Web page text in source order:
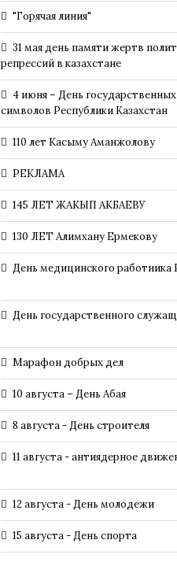
"Горячая линия"
31 мая день памяти жертв
репрессий в казахстане
4 июня – День государственных
символов Республики Казахстан
110 лет Касыму Аманжолову
РЕКЛАМА
145 ЛЕТ ЖАКЫП АКБАЕВУ
130 ЛЕТ Алимхану Ермекову
День медицинского работника
День государственного
Марафон добрых дел
10 августа – День Абая
8 августа - День строителя
11 августа - антиядерное
12 августа - День молодежи
15 августа - День спорта